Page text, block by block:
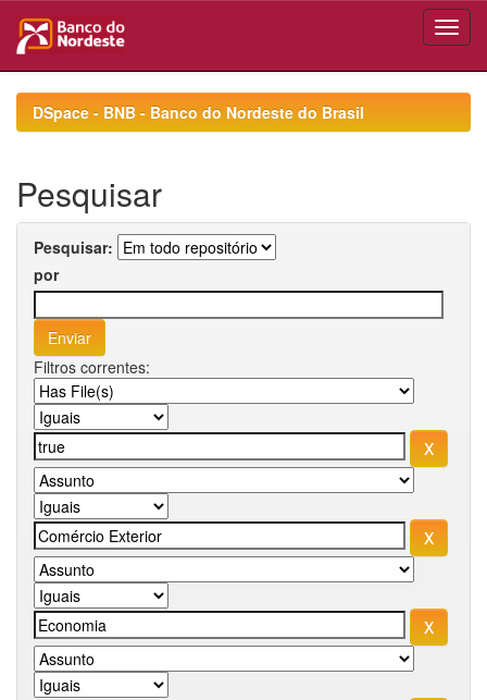
navigationDSpace - BNB - Banco do Nordeste do Brasil
Pesquisar
Pesquisar:
por
Filtros correntes: